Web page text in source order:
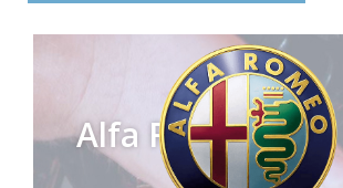
Alfa Romeo